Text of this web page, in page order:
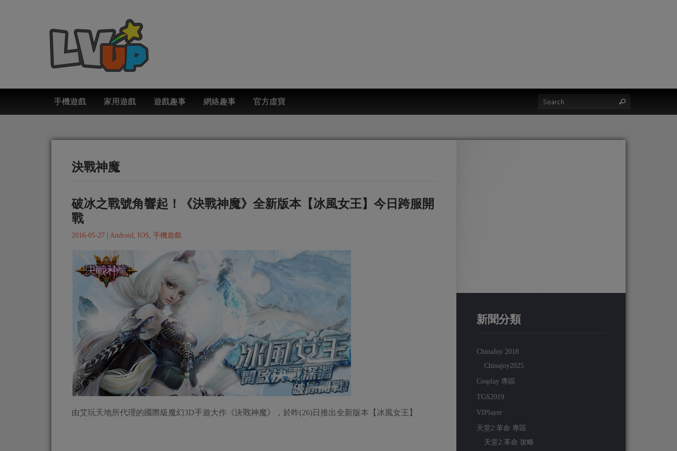
手機遊戲 家用遊戲 遊戲趣事 網絡趣事 官方虛寶
決戰神魔
破冰之戰號角響起！《決戰神魔》全新版本【冰風女王】今日跨服開
戰
2016-05-27 Android, IOS, 手機遊戲
由艾玩天地所代理的國際級魔幻3D手遊大作《決戰神魔》，於昨(26)日推出全新版本【冰風女王】
新聞分類
ChinaJoy 2018
Chinajoy2025
Cosplay 專區
TGS2019
VIPlayer
天堂2:革命 專區
天堂2:革命 攻略